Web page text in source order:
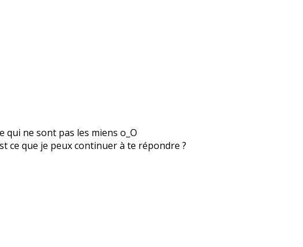
ne sont pas les miens o_O
ce que je peux continuer à te répondre ?